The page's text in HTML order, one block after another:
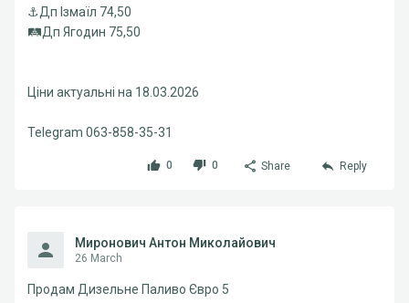
⚓️Дп Ізмаїл 74,50
🛤Дп Ягодин 75,50
Ціни актуальні на 18.03.2026
Telegram 063-858-35-31
0 0 Share Reply
Миронович Антон Миколайович
26 March
Продам Дизельне Паливо Євро 5